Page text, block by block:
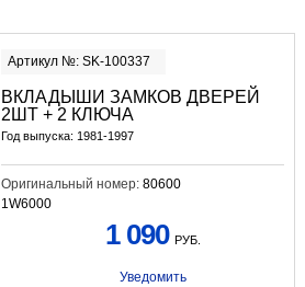
Артикул №: SK-100337
ВКЛАДЫШИ ЗАМКОВ ДВЕРЕЙ
2ШТ + 2 КЛЮЧА
Год выпуска: 1981-1997
Оригинальный номер: 80600
1W6000
1 090 РУБ.
Уведомить